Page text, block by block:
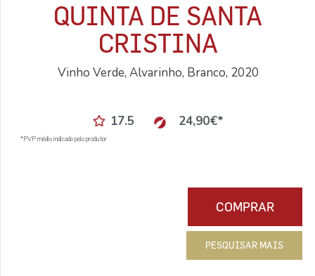
QUINTA DE SANTA
CRISTINA
Vinho Verde, Alvarinho, Branco, 2020
17.5 24,90€*
*PVP médio indicado pelo produtor
COMPRAR
PESQUISAR MAIS